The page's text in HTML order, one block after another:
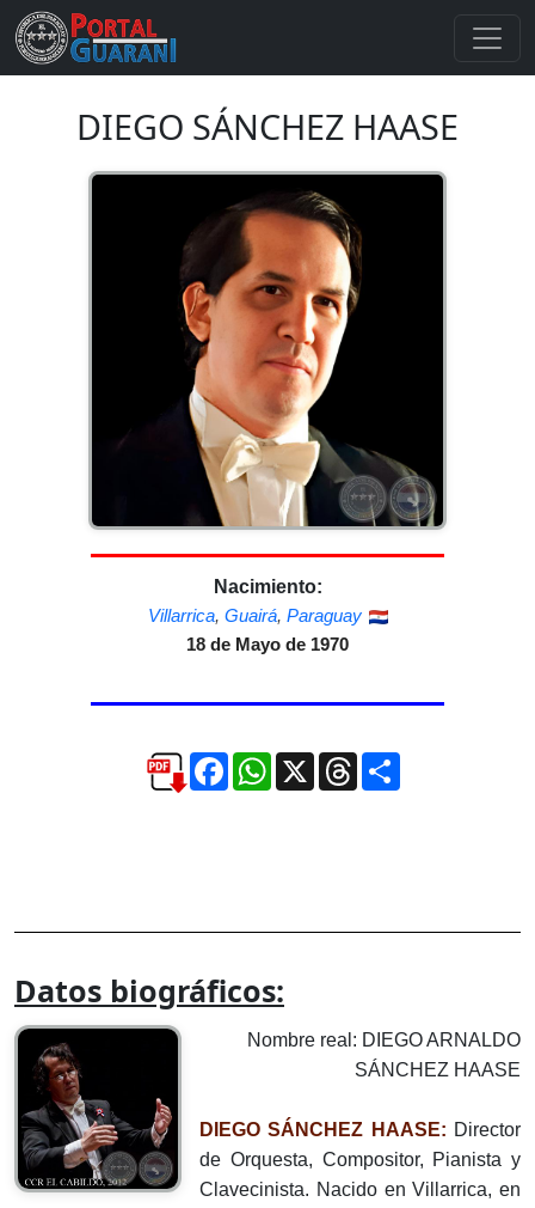
DIEGO SÁNCHEZ HAASE
Nacimiento:
Villarrica, Guairá, Paraguay
18 de Mayo de 1970
FacebookWhatsApp
X ThreadsCompartir
Datos biográficos:
Nombre real: DIEGO ARNALDO
SÁNCHEZ HAASE
DIEGO SÁNCHEZ HAASE: Director
de Orquesta, Compositor, Pianista y
Clavecinista. Nacido en Villarrica, en